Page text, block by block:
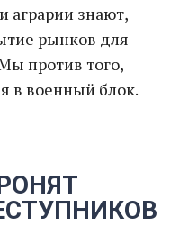
аграрии знают,
рынков для
против того,
в военный блок.